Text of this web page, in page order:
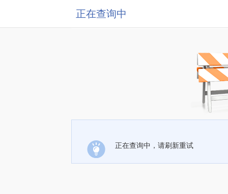
正在查询中
正在查询中，请刷新重试